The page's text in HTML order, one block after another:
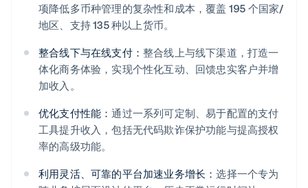
项降低多币种管理的复杂性和成本，覆盖 195 个国家/
地区、支持 135 种以上货币。
整合线下与在线支付： 整合线上与线下渠道，打造一
体化商务体验，实现个性化互动、回馈忠实客户并增
加收入。
优化支付性能：通过一系列可定制、易于配置的支付
工具提升收入，包括无代码欺诈保护功能与提高授权
率的高级功能。
利用灵活、可靠的平台加速业务增长：选择一个专为
English
爱尔兰
English
English
奥地利